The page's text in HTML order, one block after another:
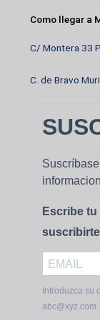
Como llegar a
C/ Montera 33
C. de Bravo
Escribe
suscribirte
Introduzca su
abc@xyz.com